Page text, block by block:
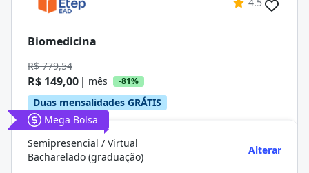
Biomedicina
R$ 779,54
R$ 149,00 | mês -81%
Duas mensalidades GRÁTIS
Mega Bolsa
Semipresencial / Virtual
Bacharelado (graduação)
Alterar